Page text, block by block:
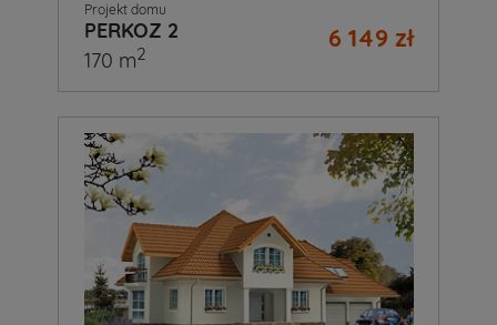
Projekt domu
PERKOZ 2 6 149 zł
170 m2